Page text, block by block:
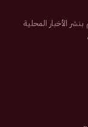
تم تأسيسها عام 2007م تهتم بنشر الأخبار المحلية